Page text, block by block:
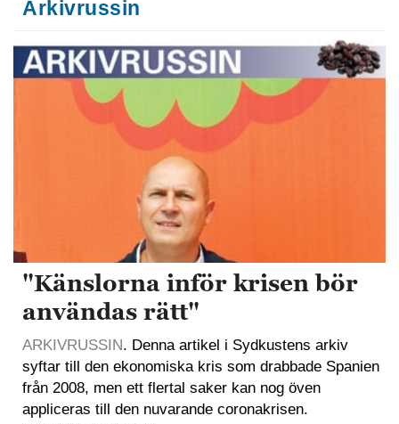
Arkivrussin
"Känslorna inför krisen bör
användas rätt"
ARKIVRUSSIN. Denna artikel i Sydkustens arkiv
syftar till den ekonomiska kris som drabbade Spanien
från 2008, men ett flertal saker kan nog öven
appliceras till den nuvarande coronakrisen.